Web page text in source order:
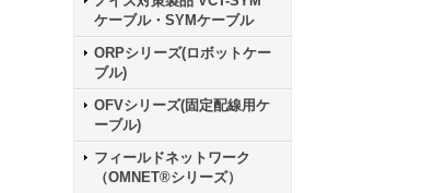
ケーブル・SYMケーブル
ORPシリーズ(ロボットケー
ブル)
OFVシリーズ(固定配線用ケ
ーブル)
フィールドネットワーク
（OMNET®シリーズ）